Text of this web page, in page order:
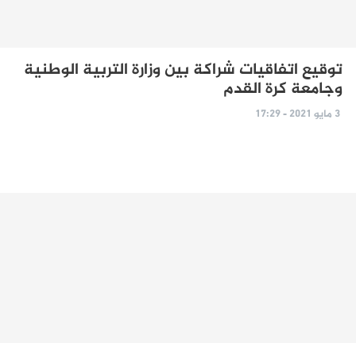
توقيع اتفاقيات شراكة بين وزارة التربية الوطنية
وجامعة كرة القدم
3 مايو 2021 - 17:29